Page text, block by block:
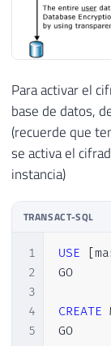
Para activar el
base de datos,
(recuerde que
se activa el
instancia)
TRANSACT-SQL
1
2
3
4
5
USE [
GO
CREATE
GO